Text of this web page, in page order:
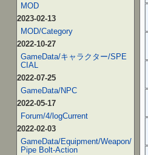
MOD
2023-02-13
MOD/Category
2022-10-27
GameData/キャラクター/SPE
CIAL
2022-07-25
GameData/NPC
2022-05-17
Forum/4/logCurrent
2022-02-03
GameData/Equipment/Weapon/
Pipe Bolt-Action